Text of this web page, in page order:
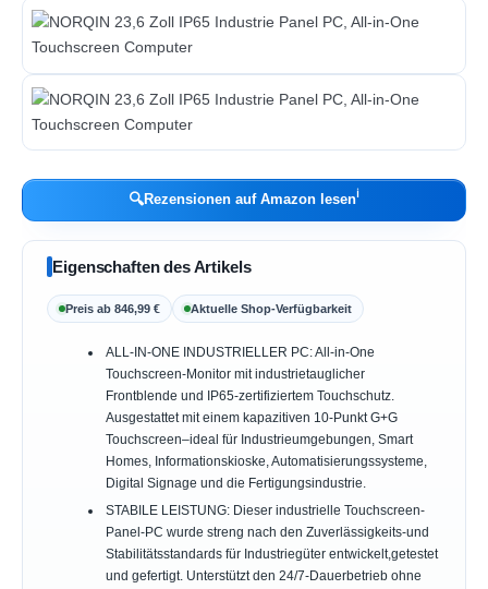
🔍Rezensionen auf Amazon lesenℹ︎
Eigenschaften des Artikels
Preis ab 846,99 € Aktuelle Shop-Verfügbarkeit
ALL-IN-ONE INDUSTRIELLER PC: All-in-One
Touchscreen-Monitor mit industrietauglicher
Frontblende und IP65-zertifiziertem Touchschutz.
Ausgestattet mit einem kapazitiven 10-Punkt G+G
Touchscreen–ideal für Industrieumgebungen, Smart
Homes, Informationskioske, Automatisierungssysteme,
Digital Signage und die Fertigungsindustrie.
STABILE LEISTUNG: Dieser industrielle Touchscreen-
Panel-PC wurde streng nach den Zuverlässigkeits-und
Stabilitätsstandards für Industriegüter entwickelt,getestet
und gefertigt. Unterstützt den 24/7-Dauerbetrieb ohne